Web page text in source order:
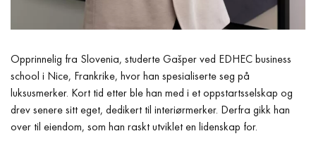
Opprinnelig fra Slovenia, studerte Gašper ved EDHEC business
school i Nice, Frankrike, hvor han spesialiserte seg på
luksusmerker. Kort tid etter ble han med i et oppstartsselskap og
drev senere sitt eget, dedikert til interiørmerker. Derfra gikk han
over til eiendom, som han raskt utviklet en lidenskap for.